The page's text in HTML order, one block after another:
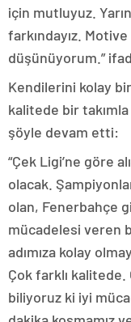
için mutluyuz.
farkındayız. Motive
düşünüyorum.”
Kendilerini kolay
kalitede bir
şöyle devam etti:
“Çek Ligi’ne göre
olacak.
olan, Fenerbahçe
mücadelesi veren
adımıza kolay
Çok farklı
biliyoruz ki iyi